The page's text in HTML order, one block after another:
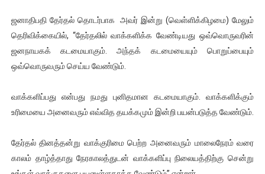
இளையராஜா – கமல் அவசர சந்திப்பு (படங்கள், விடியோ)
ஜனாதிபதி ஐக்கிய நாடுகளின் பொதுச் சபை கூட்டத்தில் இன்று
வலிமை தான் அஜித் திரைப்பயணத்திலே அதிக காலெக்ஷன் செய்த
அல்வா கொடுக்கின்றது இலங்கை!
2ஆம் நாள் உக்ரைன் யுத்தம்!! எங்களைத் தனிமையில்
ஜனாதிபதி தேர்தல் தொடர்பாக அவர் இன்று (வெள்ளிக்கிழமை) மேலும்
தெரிவிக்கையில், “தேர்தலில் வாக்களிக்க வேண்டியது ஒவ்வொருவரின்
ஜனநாயகக் கடமையாகும். அந்தக் கடமையையும் பொறுப்பையும்
ஒவ்வொருவரும் செய்ய வேண்டும்.
வாக்களிப்பது என்பது நமது புனித­மான கடமையாகும். வாக்களிக்கும்
உரிமையை அனைவரும் எவ்வித தயக்கமும் இன்றி பயன்படுத்த வேண்டும்.
தேர்தல் தினத்தன்று வாக்குரிமை பெற்ற அனைவரும் மாலைநேரம் வரை
காலம் தாழ்த்தாது நேரகாலத்துடன் வாக்களிப்பு நிலையத்திற்கு சென்று